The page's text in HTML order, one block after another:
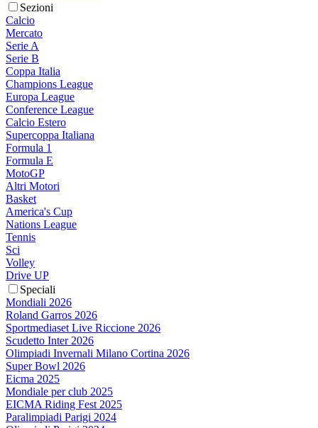
Sezioni
Calcio
Mercato
Serie A
Serie B
Coppa Italia
Champions League
Europa League
Conference League
Calcio Estero
Supercoppa Italiana
Formula 1
Formula E
MotoGP
Altri Motori
Basket
America's Cup
Nations League
Tennis
Sci
Volley
Drive UP
Speciali
Mondiali 2026
Roland Garros 2026
Sportmediaset Live Riccione 2026
Scudetto Inter 2026
Olimpiadi Invernali Milano Cortina 2026
Super Bowl 2026
Eicma 2025
Mondiale per club 2025
EICMA Riding Fest 2025
Paralimpiadi Parigi 2024